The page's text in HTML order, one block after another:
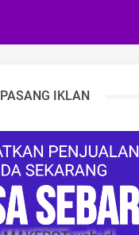
PASANG IKLAN